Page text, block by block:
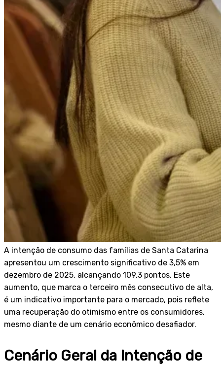
A intenção de consumo das famílias de Santa Catarina
apresentou um crescimento significativo de 3,5% em
dezembro de 2025, alcançando 109,3 pontos. Este
aumento, que marca o terceiro mês consecutivo de alta,
é um indicativo importante para o mercado, pois reflete
uma recuperação do otimismo entre os consumidores,
mesmo diante de um cenário econômico desafiador.
Cenário Geral da Intenção de